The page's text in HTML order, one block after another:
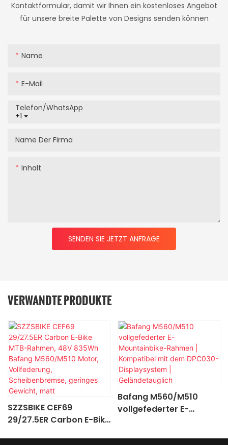
Kontaktformular, damit wir Ihnen ein kostenloses Angebot
für unsere breite Palette von Designs senden können
Name
E-Mail
+1
Telefon/WhatsApp
Name Der Firma
Inhalt
SENDEN SIE JETZT ANFRAGE
VERWANDTE PRODUKTE
SZZSBIKE CEF69
29/27.5ER Carbon E-Bike
Bafang M560/M510
vollgefederter E-